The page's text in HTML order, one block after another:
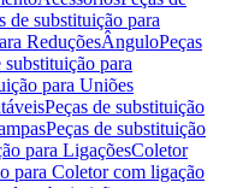
de substituição para
ReduçõesÂnguloPeças
substituição para
para Uniões
Peças de substituição
Peças de substituição
para LigaçõesColetor
para Coletor com ligação